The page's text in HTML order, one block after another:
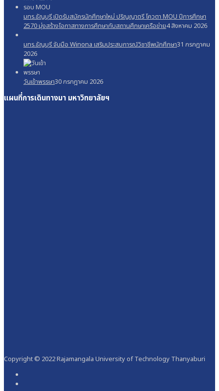
มทร.ธัญบุรี เปิดรับสมัครนักศึกษาใหม่ ปริญญาตรี โควตา MOU ปีการศึกษา
2570 มุ่งสร้างโอกาสทางการศึกษากับสถานศึกษาเครือข่าย4 สิงหาคม 2026
มทร.ธัญบุรี จับมือ Winona เสริมประสบการณ์วิชาชีพนักศึกษา31 กรกฎาคม
2026
วันเข้าพรรษา30 กรกฎาคม 2026
แผนที่การเดินทางมา มหาวิทยาลัยฯ
Copyright © 2022 Rajamangala University of Technology Thanyaburi